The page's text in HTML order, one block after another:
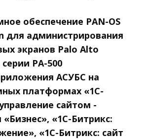
обеспечение PAN-OS
для администрирования
экранов Palo Alto
PA-500
АСУБС на
платформах «1С-
сайтом -
«1С-Битрикс:
«1С-Битрикс: сайт